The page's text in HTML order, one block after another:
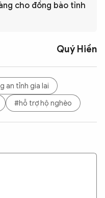
cho đồng bào tỉnh
Quý Hiền
an tỉnh gia lai
#hỗ trợ hộ nghèo